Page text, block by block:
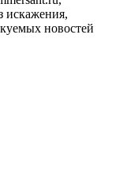
искажения,
новостей